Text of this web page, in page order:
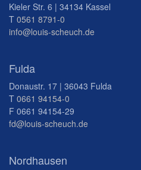
Kieler Str. 6 | 34134 Kassel
T 0561 8791-0
info@louis-scheuch.de
Fulda
Donaustr. 17 | 36043 Fulda
T 0661 94154-0
F 0661 94154-29
fd@louis-scheuch.de
Nordhausen